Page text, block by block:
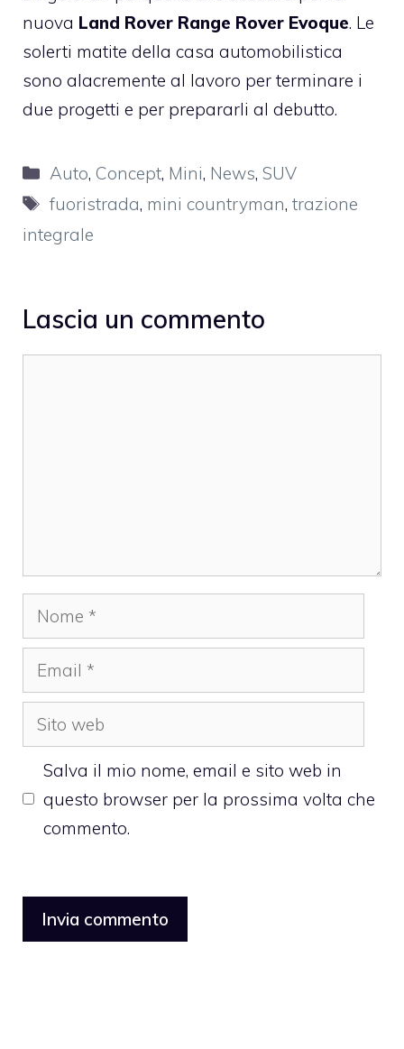
nuova Land Rover Range Rover Evoque. Le
solerti matite della casa automobilistica
sono alacremente al lavoro per terminare i
due progetti e per prepararli al debutto.
Categorie
Auto, Concept, Mini, News,SUV
Tag
fuoristrada, mini countryman,trazione
integrale
Lascia un commento
Nome
Email
Sito
web
Salva il mio nome, email e sito web in
questo browser per la prossima volta che
commento.